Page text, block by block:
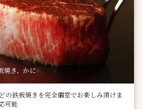
焼き、かに
の鉄板焼きを完全個室でお楽しみ頂けま
可能